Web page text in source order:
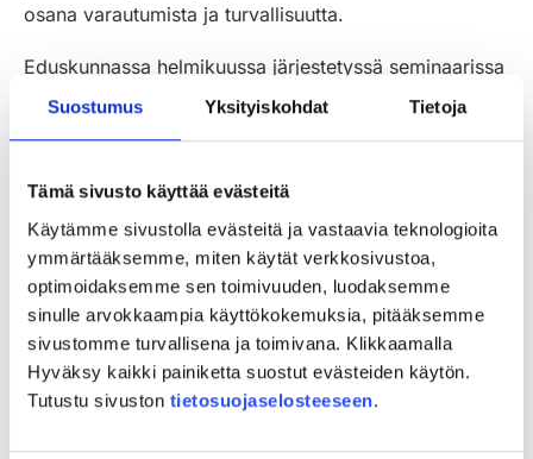
Suostumus Yksityiskohdat Tietoja
Tämä sivusto käyttää evästeitä
Käytämme sivustolla evästeitä ja vastaavia teknologioita
ymmärtääksemme, miten käytät verkkosivustoa,
optimoidaksemme sen toimivuuden, luodaksemme
sinulle arvokkaampia käyttökokemuksia, pitääksemme
sivustomme turvallisena ja toimivana. Klikkaamalla
Hyväksy kaikki painiketta suostut evästeiden käytön.
Tutustu sivuston tietosuojaselosteeseen.
osana varautumista ja turvallisuutta.
Eduskunnassa helmikuussa järjestetyssä seminaarissa
päästiin jo jutun alkuun, mutta mitä seminaarista jäi
käteen? Tässä Kylävara-webinaarissa 13.3.2025 kello
Tule kuulolle – mukana linjoilla ovat muun muassa
Arto Pirttilahti, Jari Lepistö, Suvi Louhelainen ja Jani
Hanhijärvi.
Ilmoittautumislinkki: https://suomen-kylat-ry-
lv.creamailer.fi/survey/yljqux46eekcz
Teams-linkki lähetetään ilmoittautuneille muutama